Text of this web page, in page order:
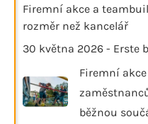
Firemní akce a
rozměr než kancelář
30 května 2026 - Erste
Firemní
běžnou